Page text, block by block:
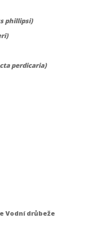
phillipsi)
perdicaria)
Vodní drůbeže